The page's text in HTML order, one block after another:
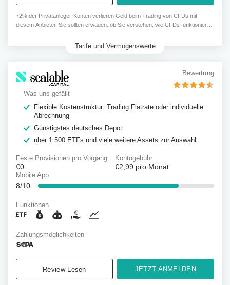
72% der Privatanleger-Konten verlieren Geld beim Trading von CFDs mit
diesem Anbieter. Sie sollten erwägen, ob Sie verstehen, wie CFDs funktionieren
Tarife und Vermögenswerte
Bewertung
Was uns gefällt
Flexible Kostenstruktur: Trading Flatrate oder individuelle
Abrechnung
Günstigstes deutsches Depot
über 1.500 ETFs und viele weitere Assets zur Auswahl
Feste Provisionen pro Vorgang
€0
Kontogebühr
€2,99 pro Monat
Mobile App
8/10
Funktionen
Zahlungsmöglichkeiten
Review Lesen JETZT ANMELDEN